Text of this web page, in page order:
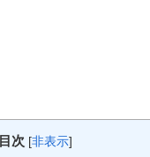
目次 [非表示]